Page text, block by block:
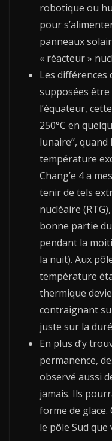
robotique ou
pour
panneaux
« réacteur »
Les
supposées
l’équateur,
250°C en
lunaire’’,
température
Chang’e 4 a
tenir de tels
nucléaire
bonne partie
pendant la
la nuit). Aux
température
thermique
contraignant
juste sur la
En plus d’y
permanence,
observé aussi
jamais. Ils
forme de glace.
le pôle Sud